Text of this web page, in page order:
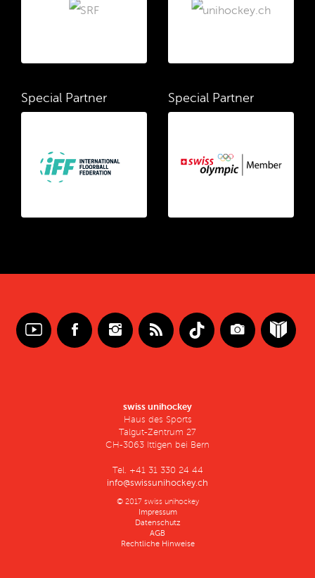
Special Partner Special Partner
swiss unihockey
Haus des Sports
Talgut-Zentrum 27
CH-3063 Ittigen bei Bern
Tel. +41 31 330 24 44
info@swissunihockey.ch
© 2017 swiss unihockey
Impressum
Datenschutz
AGB
Rechtliche Hinweise